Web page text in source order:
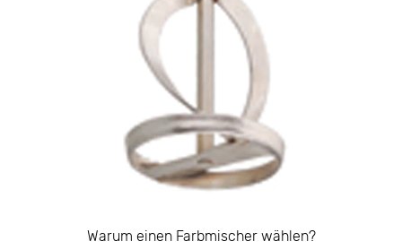
Warum einen Farbmischer wählen?